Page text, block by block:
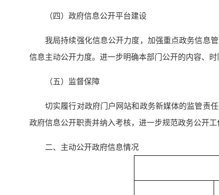
（四）政府信息公开平台建设
我局持续强化信息公开力度，加强重点政务信息
信息主动公开力度。进一步明确本部门公开的内容、
（五）监督保障
切实履行对政府门户网站和政务新媒体的监管责
政府信息公开职责并纳入考核，进一步规范政务公开
二、主动公开政府信息情况